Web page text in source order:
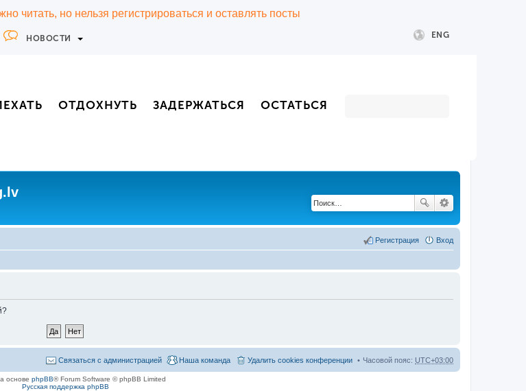
читать, но нельзя регистрироваться и оставлять посты
НОВОСТИ ENG
ОТДОХНУТЬ ЗАДЕРЖАТЬСЯ ОСТАТЬСЯ
Вход
Регистрация
Часовой пояс: UTC+03:00
Удалить cookies конференции
Наша команда
Связаться с администрацией
основе phpBB® Forum Software © phpBB Limited
Русская поддержка phpBB